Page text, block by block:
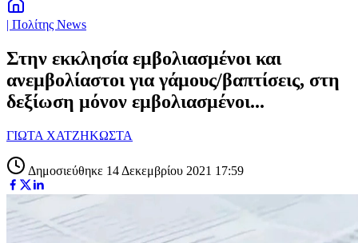
| Πολίτης News
Στην εκκλησία εμβολιασμένοι και
ανεμβολίαστοι για γάμους/βαπτίσεις, στη
δεξίωση μόνον εμβολιασμένοι...
ΓΙΩΤΑ ΧΑΤΖΗΚΩΣΤΑ
Δημοσιεύθηκε 14 Δεκεμβρίου 2021 17:59